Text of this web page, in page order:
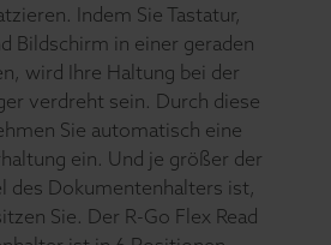
Indem Sie Tastatur,
Bildschirm in einer geraden
wird Ihre Haltung bei der
verdreht sein. Durch diese
Sie automatisch eine
ein. Und je größer der
des Dokumentenhalters ist,
Sie. Der R-Go Flex Read